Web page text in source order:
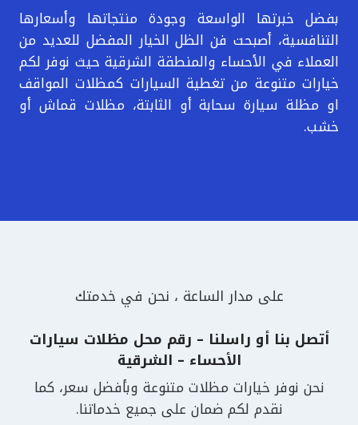
بفضل خبرتها الواسعة وجودة منتجاتها وأسعارها
التنافسية، أصبحت فن الظل الخيار المفضل للعديد من
العملاء في الأحساء والمنطقة الشرقية حيث نوفر لكم
خيارات متنوعة من تغطية السيارات كمظلات المواقف
او مظلة سيارة سحابة أو الثابتة، مظلات قماش أو
خشب.
على مدار الساعة ، نحن في خدمتك
أتصل بنا أو راسلنا – رقم محل مظلات سيارات
الأحساء – الشرقية
نحن نوفر خيارات مظلات متنوعة وبأفضل سعر، كما
نقدم لكم ضمان على جميع خدماتنا.